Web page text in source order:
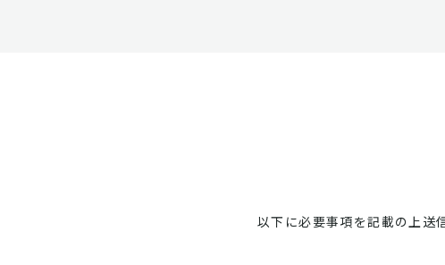
以下に必要事項を記載の上送